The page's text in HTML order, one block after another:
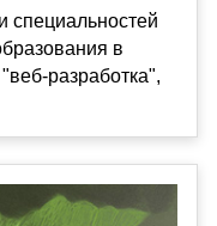
специальностей
в
разработка",